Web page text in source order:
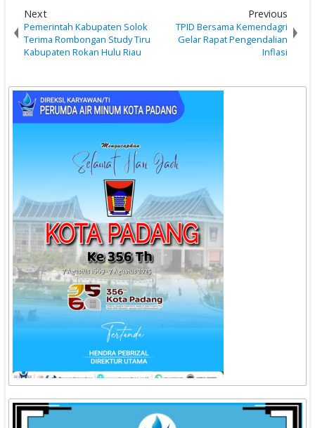
Next
Pemerintah Kabupaten Solok
Terima Rombongan Study Tiru
Kabupaten Rokan Hulu Riau
Previous
TPID Bersama Kemendagri
Gelar Rapat Pengendalian
Inflasi